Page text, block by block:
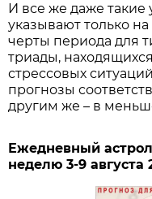
И все же даже
указывают только
черты периода для
триады,
стрессовых
прогнозы
другим же – в
Ежедневный
неделю 3-9 августа